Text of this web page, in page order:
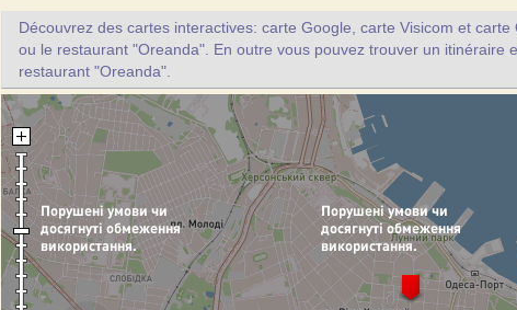
Découvrez des cartes interactives: carte Google, carte Visicom et
ou le restaurant "Oreanda". En outre vous pouvez trouver un itinéraire
restaurant "Oreanda".